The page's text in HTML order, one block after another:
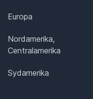
Europa
Nordamerika,
Centralamerika
Sydamerika